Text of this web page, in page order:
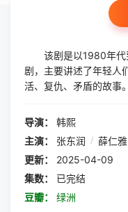
该剧是以1980年代
剧，主要讲述了年轻人
活、复仇、矛盾的故事。
导演：
韩熙
主演：
张东润 / 薛仁雅
更新：
2025-04-09
集数：
已完结
豆瓣：
绿洲